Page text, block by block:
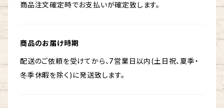
商品注文確定時でお支払いが確定致します。
商品のお届け時期
配送のご依頼を受けてから、7営業日以内(土日祝、夏季・
冬季休暇を除く)に発送致します。